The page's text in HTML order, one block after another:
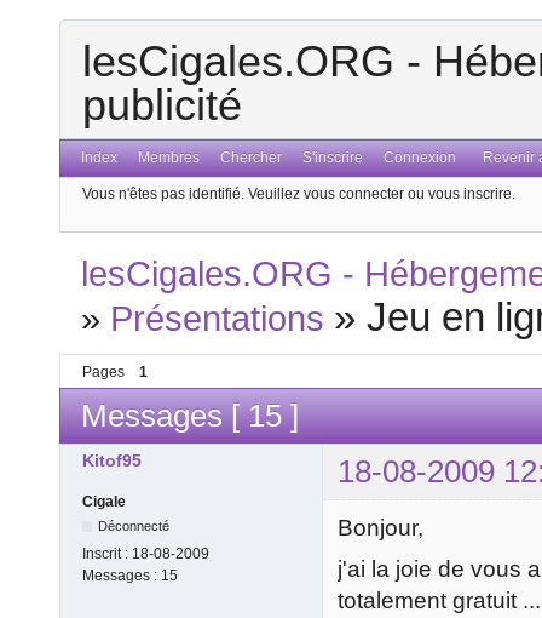
lesCigales.ORG -
publicité
Index Membres Chercher S'inscrire Connexion Revenir
Vous n'êtes pas identifié. Veuillez vous connecter ou vous inscrire.
lesCigales.ORG -
» Présentations »Jeu en
Pages 1
Messages [ 15 ]
Kitof95 18-08-2009
Cigale
Déconnecté
Inscrit : 18-08-2009
Messages : 15
Bonjour,
j'ai la joie de vous
totalement gratuit ...